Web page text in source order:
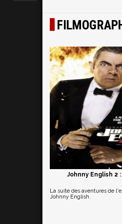
Johnny English 2
La suite des aventures de
Johnny English.